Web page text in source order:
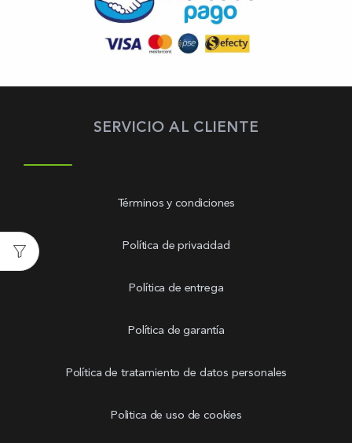
SERVICIO AL CLIENTE
Términos y condiciones
Política de privacidad
Política de entrega
Política de garantía
Política de tratamiento de datos personales
Politica de uso de cookies